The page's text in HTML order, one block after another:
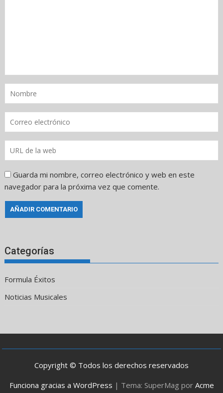
Guarda mi nombre, correo electrónico y web en este
navegador para la próxima vez que comente.
Categorías
Formula Éxitos
Noticias Musicales
Copyright © Todos los derechos reservados
Funciona gracias a WordPress | Tema: SuperMag por Acme